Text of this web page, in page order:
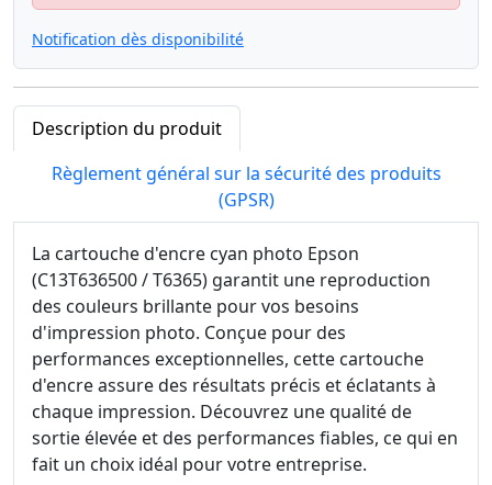
Notification dès disponibilité
Description du produit
Règlement général sur la sécurité des produits
(GPSR)
La cartouche d'encre cyan photo Epson
(C13T636500 / T6365) garantit une reproduction
des couleurs brillante pour vos besoins
d'impression photo. Conçue pour des
performances exceptionnelles, cette cartouche
d'encre assure des résultats précis et éclatants à
chaque impression. Découvrez une qualité de
sortie élevée et des performances fiables, ce qui en
fait un choix idéal pour votre entreprise.